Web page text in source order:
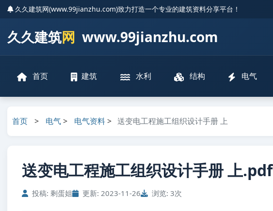
久久建筑网(www.99jianzhu.com)致力打造一个专业的建筑资料分享平台！
久久建筑网 www.99jianzhu.com
首页 建筑 水利 结构 电气
首页 > 电气> 电气资料> 送变电工程施工组织设计手册 上
送变电工程施工组织设计手册 上.pdf
投稿: 剩蛋姐 更新: 2023-11-26 浏览: 3次